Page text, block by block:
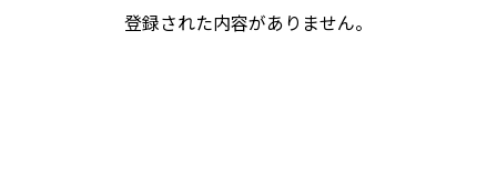
登録された内容がありません。